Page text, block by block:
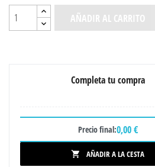
AÑADIR AL CARRITO
Completa tu compra
Precio final:0,00 €
 AÑADIR A LA CESTA